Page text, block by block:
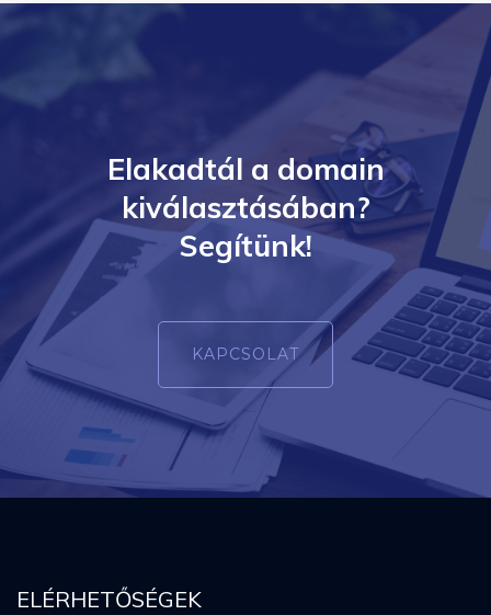
Elakadtál a domain
kiválasztásában?
Segítünk!
KAPCSOLAT
ELÉRHETŐSÉGEK